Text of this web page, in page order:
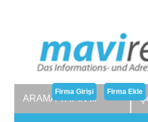
Firma Girişi Firma Ekle